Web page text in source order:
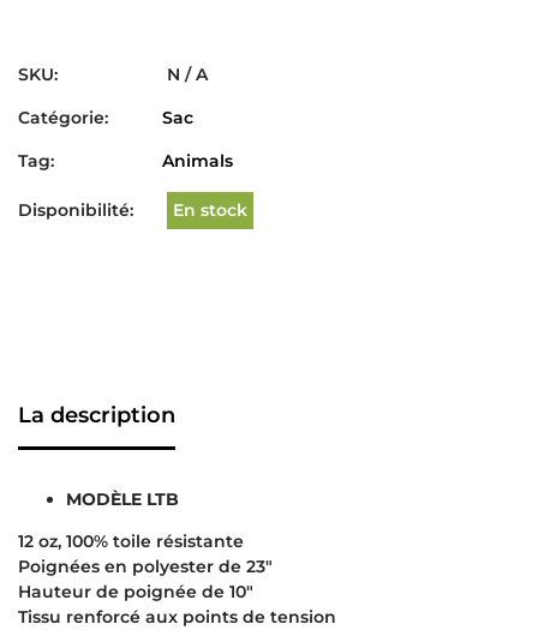
SKU:
N / A
Catégorie:
Sac
Tag:
Animals
Disponibilité: En stock
La description
MODÈLE LTB
12 oz, 100% toile résistante
Poignées en polyester de 23″
Hauteur de poignée de 10″
Tissu renforcé aux points de tension